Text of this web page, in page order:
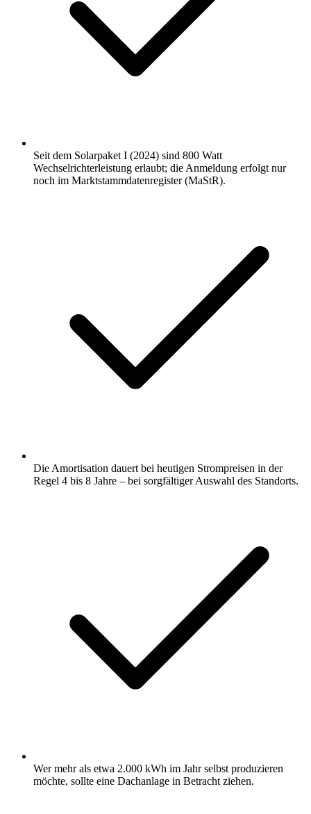
Seit dem Solarpaket I (2024) sind 800 Watt
Wechselrichterleistung erlaubt; die Anmeldung erfolgt nur
noch im Marktstammdatenregister (MaStR).
Die Amortisation dauert bei heutigen Strompreisen in der
Regel 4 bis 8 Jahre – bei sorgfältiger Auswahl des Standorts.
Wer mehr als etwa 2.000 kWh im Jahr selbst produzieren
möchte, sollte eine Dachanlage in Betracht ziehen.